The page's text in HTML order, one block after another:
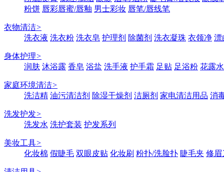
粉饼 唇彩唇蜜/唇釉 男士彩妆 唇笔/唇线笔
衣物清洁>
洗衣液 洗衣粉 洗衣皂 护理剂 除菌剂 洗衣凝珠 衣领净 漂
身体护理>
润肤 沐浴露 香皂 浴盐 洗手液 护手霜 足贴 足浴粉 花露水
家庭环境清洁>
洗洁精 油污清洁剂 除湿干燥剂 洁厕剂 家电清洁用品 消
洗发护发>
洗发水 洗护套装 护发系列
美妆工具>
化妆棉 假睫毛 双眼皮贴 化妆刷 粉扑/洗脸扑 睫毛夹 修眉